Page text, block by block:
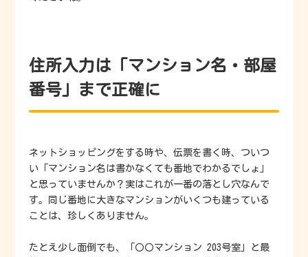
住所入力は「マンション名・部屋
番号」まで正確に
ネットショッピングをする時や、伝票を書く時、ついつ
い「マンション名は書かなくても番地でわかるでしょ」
と思っていませんか？実はこれが一番の落とし穴なんで
す。同じ番地に大きなマンションがいくつも建っている
ことは、珍しくありません。
たとえ少し面倒でも、「〇〇マンション 203号室」と最